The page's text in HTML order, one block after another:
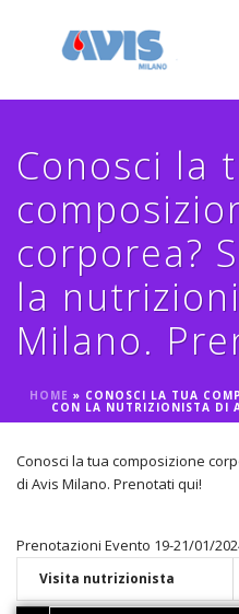
Conosci la
corporea?
la
Milano.
HOME » CONOSCI LA TUA
CON LA NUTRIZIONISTA DI
Conosci la tua composizione
di Avis Milano. Prenotati qui!
Prenotazioni Evento 19-21/01/